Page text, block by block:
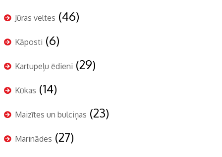
Jūras veltes (46)
Kāposti (6)
Kartupeļu ēdieni (29)
Kūkas (14)
Maizītes un bulciņas (23)
Marinādes (27)